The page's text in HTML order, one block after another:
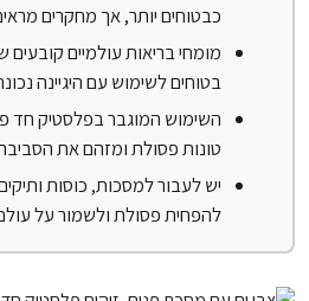
כבטוחים יותר, אך מחקרים
מומחי בריאות עולמיים קובעים
בטוחים לשימוש עם היגיינה
השימוש המוגבר בפלסטיק חד
טונות פסולת ומזהם את
יש לעבור למסכות, כוסות
להפחית פסולת ולשמור על